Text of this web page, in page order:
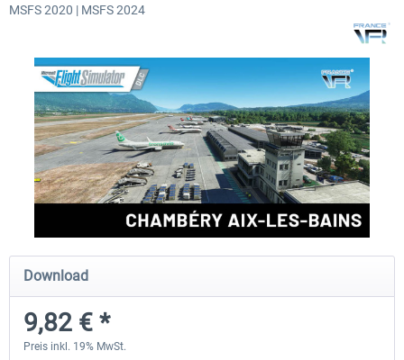
Aerosoft Mega Airport Brüssel Aerosoft Airport Köln/
MSFS 2020 | MSFS 2024
Download
9,82 € *
Preis inkl. 19% MwSt.